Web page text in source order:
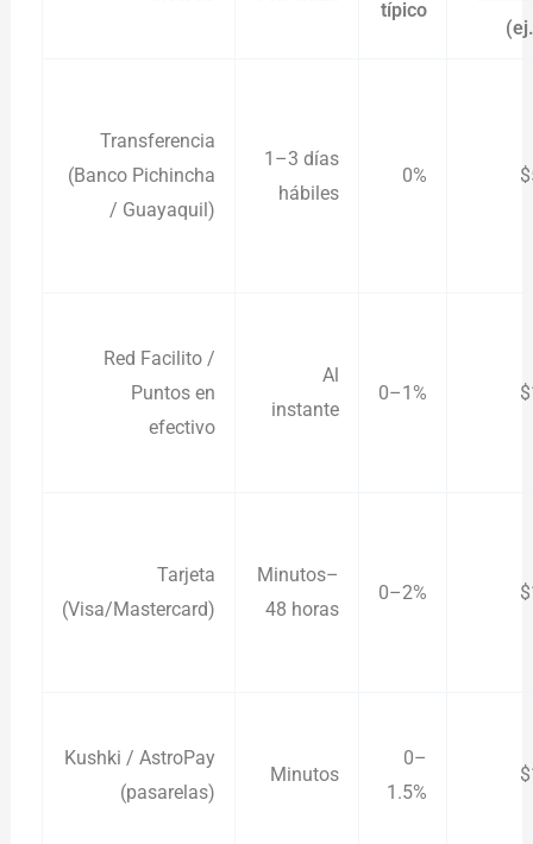
típico
Transferencia
(Banco Pichincha
/ Guayaquil)
1–3 días
hábiles
0%
Red Facilito /
Puntos en
efectivo
Al
instante
0–1%
Tarjeta
(Visa/Mastercard)
Minutos–
48 horas
0–2%
Kushki / AstroPay
(pasarelas)
Minutos
0–
1.5%